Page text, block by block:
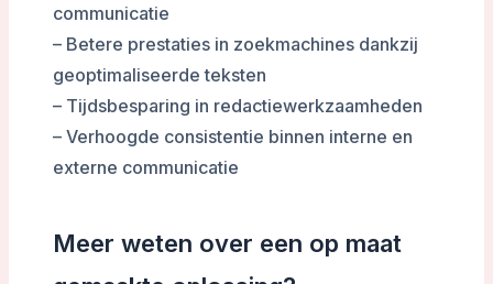
communicatie
– Betere prestaties in zoekmachines dankzij
geoptimaliseerde teksten
– Tijdsbesparing in redactiewerkzaamheden
– Verhoogde consistentie binnen interne en
externe communicatie
Meer weten over een op maat